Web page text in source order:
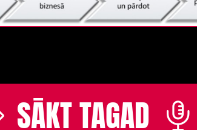
SĀKT TAGAD